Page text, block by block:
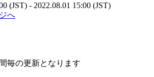
(JST) - 2022.08.01 15:00 (JST)
へ
毎の更新となります